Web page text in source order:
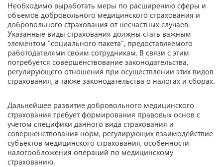
Необходимо выработать меры по расширению сферы и
объемов добровольного медицинского страхования и
добровольного страхования от несчастных случаев.
Указанные виды страхования должны стать важным
элементом "социального пакета", предоставляемого
работодателями своим сотрудникам. В связи с этим
потребуется совершенствование законодательства,
регулирующего отношения при осуществлении этих видов
страхования, а также законодательства о налогах и сборах.
Дальнейшее развитие добровольного медицинского
страхования требует формирования правовых основ с
учетом специфики данного вида страхования и
совершенствования норм, регулирующих взаимодействие
субъектов медицинского страхования, особенности
налогообложения операций по медицинскому
страхованию.